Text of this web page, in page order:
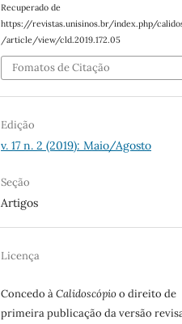
Recuperado de
https://revistas.unisinos.br/index.php/
/article/view/cld.2019.172.05
Fomatos de Citação
Edição
v. 17 n. 2 (2019): Maio/Agosto
Seção
Artigos
Licença
Concedo àCalidoscópioo direito de
primeira publicação da versão